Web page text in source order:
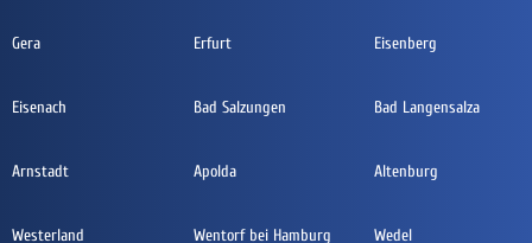
Gera Erfurt Eisenberg
Eisenach Bad Salzungen Bad Langensalza
Arnstadt Apolda Altenburg
Westerland Wentorf bei Hamburg Wedel